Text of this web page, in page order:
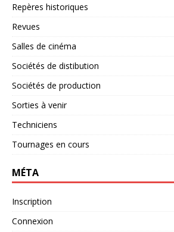
Repères historiques
Revues
Salles de cinéma
Sociétés de distibution
Sociétés de production
Sorties à venir
Techniciens
Tournages en cours
MÉTA
Inscription
Connexion